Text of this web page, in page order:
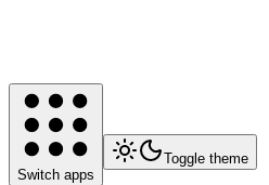
Switch apps
Toggle theme